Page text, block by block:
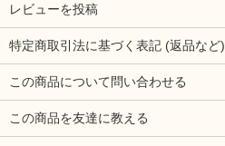
レビューを投稿
特定商取引法に基づく表記 (返品など)
この商品について問い合わせる
この商品を友達に教える